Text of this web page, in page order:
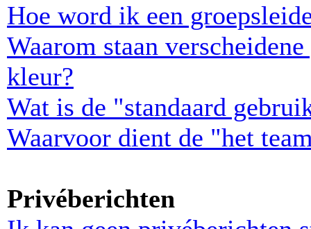
Hoe word ik een
Waarom staan
kleur?
Wat is de "standaard
Waarvoor dient de "het
Privéberichten